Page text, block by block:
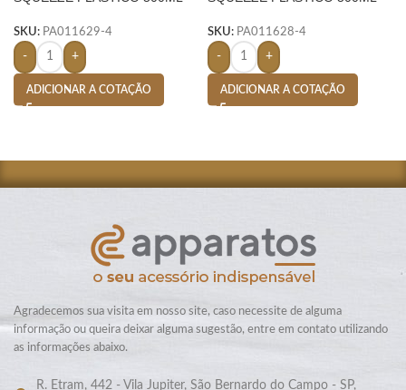
SKU: PA011629-4
- +
ADICIONAR A COTAÇÃO
SKU: PA011628-4
- +
ADICIONAR A COTAÇÃO
Agradecemos sua visita em nosso site, caso necessite de alguma
informação ou queira deixar alguma sugestão, entre em contato utilizando
as informações abaixo.
R. Etram, 442 - Vila Jupiter, São Bernardo do Campo - SP,